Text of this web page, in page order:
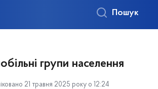
Пошук
групи населення
21 травня 2025 року о 12:24